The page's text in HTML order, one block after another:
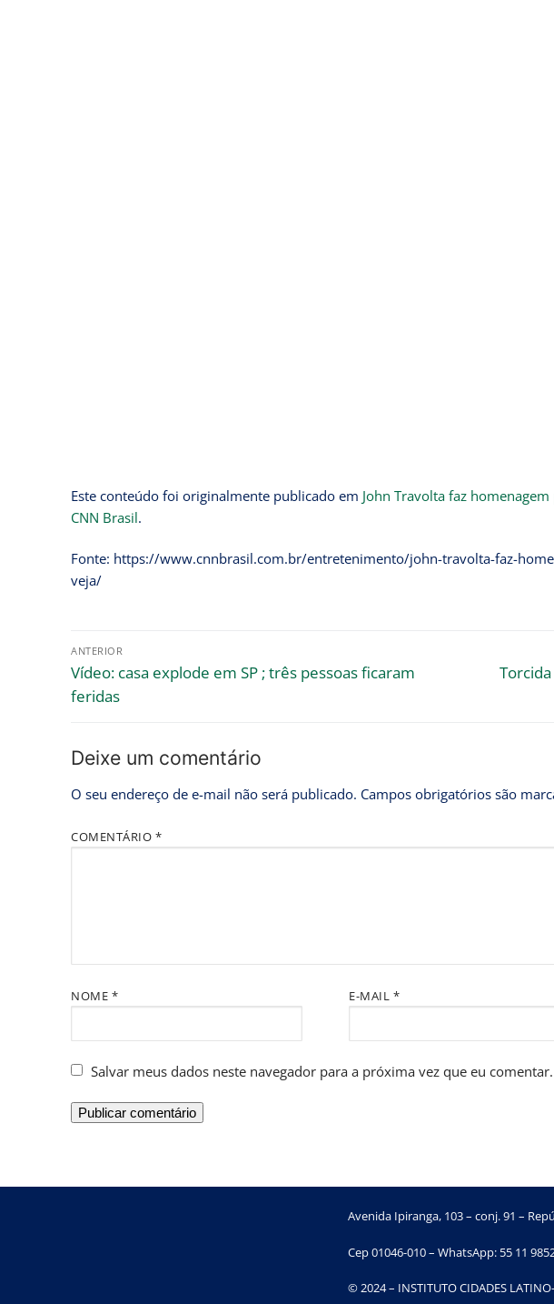
Este conteúdo foi originalmente publicado em John Travolta faz
CNN Brasil.
Fonte: https://www.cnnbrasil.com.br/entretenimento/john-travolta-faz-
veja/
ANTERIOR
Vídeo: casa explode em SP ; três pessoas ficaram
feridas
Deixe um comentário
O seu endereço de e-mail não será publicado. Campos obrigatórios são
COMENTÁRIO *
NOME * E-MAIL *
Salvar meus dados neste navegador para a próxima vez que eu comentar.
Avenida Ipiranga, 103 – conj. 91 –
Cep 01046-010 – WhatsApp: 55 11
© 2024 – INSTITUTO CIDADES